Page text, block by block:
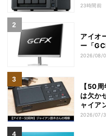
23時間前
アイオ
ー「
2026/08/
【50
は欠か
ャイア
2026/07/